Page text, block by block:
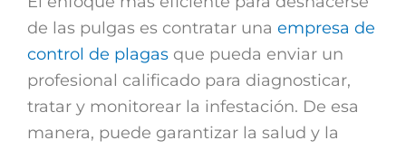
de las pulgas es contratar una empresa de
control de plagas que pueda enviar un
profesional calificado para diagnosticar,
tratar y monitorear la infestación. De esa
manera, puede garantizar la salud y la